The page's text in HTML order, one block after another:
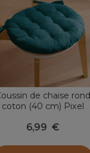
de chaise rond
coton (40 cm) Pixel
6,99 €